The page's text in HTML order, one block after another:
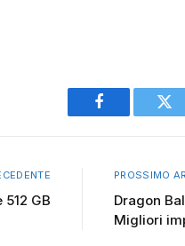
Facebook
GB
PROSSIMO
Dragon
Migliori